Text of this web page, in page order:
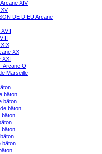
XIV
DE DIEU Arcane
XX
XXI
Arcane O
Marseille
bâton
bâton
bâton
bâton
bâton
bâton